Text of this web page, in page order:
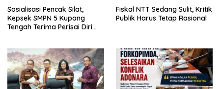
Sosialisasi Pencak Silat,
Kepsek SMPN 5 Kupang
Tengah Terima Perisai Diri
Fiskal NTT Sedang Sulit, Kritik
Publik Harus Tetap Rasional